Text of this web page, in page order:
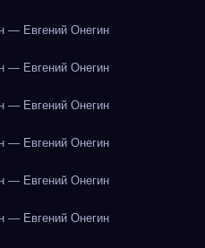
— Евгений Онегин
— Евгений Онегин
— Евгений Онегин
— Евгений Онегин
— Евгений Онегин
— Евгений Онегин